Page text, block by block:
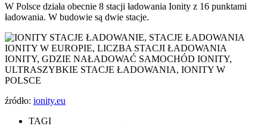
W Polsce działa obecnie 8 stacji ładowania Ionity z 16 punktami
ładowania. W budowie są dwie stacje.
źródło: ionity.eu
TAGI